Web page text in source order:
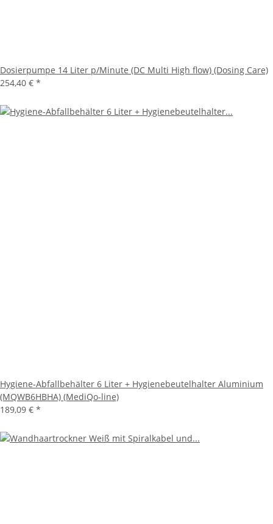
Dosierpumpe 14 Liter p/Minute (DC Multi High flow) (Dosing Care)
254,40 € *
Hygiene-Abfallbehälter 6 Liter + Hygienebeutelhalter Aluminium
(MQWB6HBHA) (MediQo-line)
189,09 € *